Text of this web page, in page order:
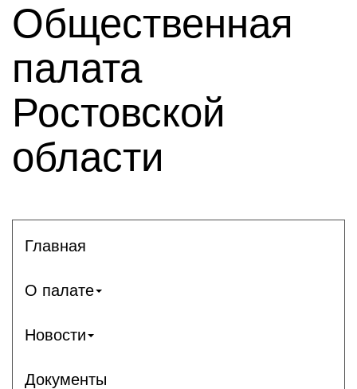
Общественная
палата
Ростовской
области
Главная
О палате
Новости
Документы